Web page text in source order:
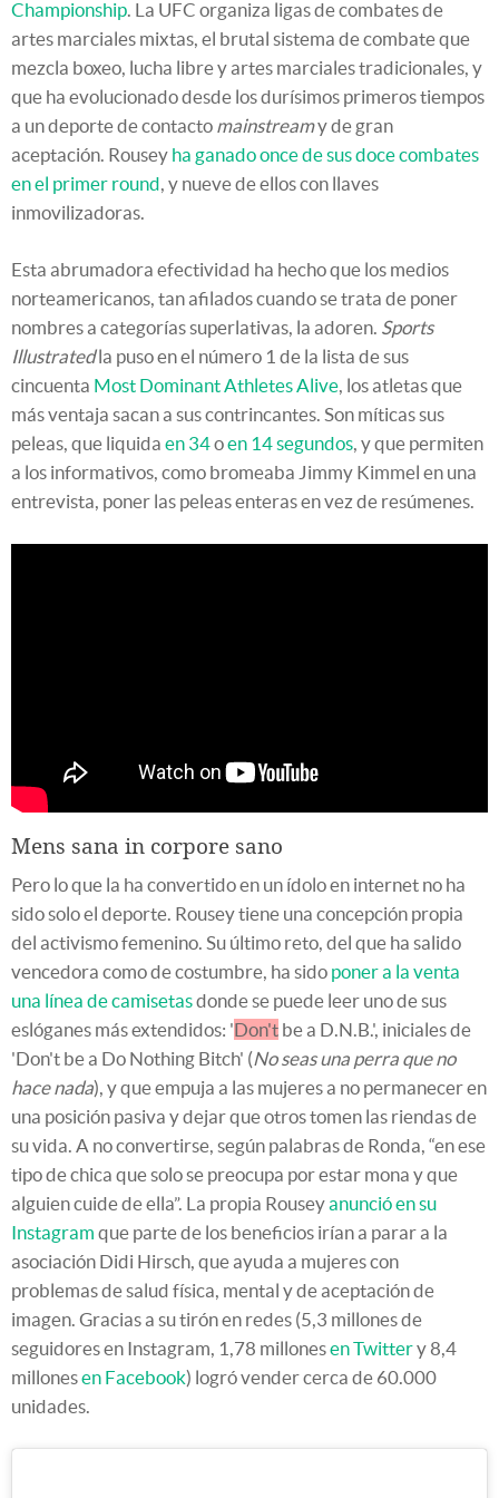
Championship. La UFC organiza ligas de combates de
artes marciales mixtas, el brutal sistema de combate que
mezcla boxeo, lucha libre y artes marciales tradicionales, y
que ha evolucionado desde los durísimos primeros tiempos
a un deporte de contacto mainstreamy de gran
aceptación. Rousey ha ganado once de sus doce combates
en el primer round, y nueve de ellos con llaves
inmovilizadoras.
Esta abrumadora efectividad ha hecho que los medios
norteamericanos, tan afilados cuando se trata de poner
nombres a categorías superlativas, la adoren. Sports
Illustratedla puso en el número 1 de la lista de sus
cincuenta Most Dominant Athletes Alive, los atletas que
más ventaja sacan a sus contrincantes. Son míticas sus
peleas, que liquida en 34oen 14 segundos, y que permiten
a los informativos, como bromeaba Jimmy Kimmel en una
entrevista, poner las peleas enteras en vez de resúmenes.
Mens sana in corpore sano
Pero lo que la ha convertido en un ídolo en internet no ha
sido solo el deporte. Rousey tiene una concepción propia
del activismo femenino. Su último reto, del que ha salido
vencedora como de costumbre, ha sido poner a la venta
una línea de camisetasdonde se puede leer uno de sus
eslóganes más extendidos: 'Don't be a D.N.B.', iniciales de
'Don't be a Do Nothing Bitch' (No seas una perra que no
hace nada), y que empuja a las mujeres a no permanecer en
una posición pasiva y dejar que otros tomen las riendas de
su vida. A no convertirse, según palabras de Ronda, “en ese
tipo de chica que solo se preocupa por estar mona y que
alguien cuide de ella”. La propia Rouseyanunció en su
Instagram que parte de los beneficios irían a parar a la
asociación Didi Hirsch, que ayuda a mujeres con
problemas de salud física, mental y de aceptación de
imagen. Gracias a su tirón en redes (5,3 millones de
seguidores en Instagram, 1,78 millonesen Twittery 8,4
millonesen Facebook) logró vender cerca de 60.000
unidades.